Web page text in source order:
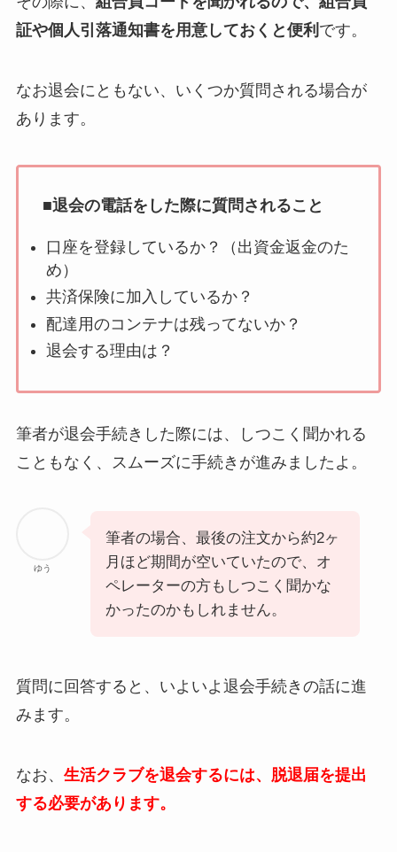
証や個人引落通知書を用意しておくと便利 です。
なお退会にともない、いくつか質問される場合が
あります。
■退会の電話をした際に質問されること
口座を登録しているか？（出資金返金のた
め）
共済保険に加入しているか？
配達用のコンテナは残ってないか？
退会する理由は？
筆者が退会手続きした際には、しつこく聞かれる
こともなく、スムーズに手続きが進みましたよ。
ゆう
筆者の場合、最後の注文から約2ヶ
月ほど期間が空いていたので、オ
ペレーターの方もしつこく聞かな
かったのかもしれません。
質問に回答すると、いよいよ退会手続きの話に進
みます。
なお、 生活クラブを退会するには、脱退届を提出
する必要があります。